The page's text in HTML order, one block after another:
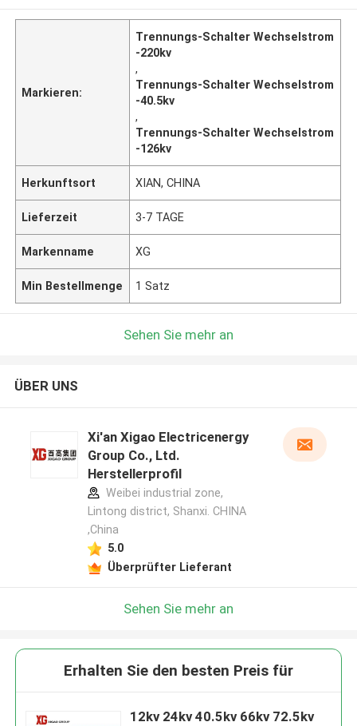
Markieren:
Trennungs-Schalter Wechselstrom
-220kv
,
Trennungs-Schalter Wechselstrom
-40.5kv
,
Trennungs-Schalter Wechselstrom
-126kv
Herkunftsort XIAN, CHINA
Lieferzeit 3-7 TAGE
Markenname XG
Min Bestellmenge 1 Satz
Sehen Sie mehr an
ÜBER UNS
Xi'an Xigao Electricenergy
Group Co., Ltd.
Herstellerprofil
Weibei industrial zone,
Lintong district, Shanxi. CHINA
,China
5.0
Überprüfter Lieferant
Sehen Sie mehr an
Erhalten Sie den besten Preis für
12kv 24kv 40.5kv 66kv 72.5kv